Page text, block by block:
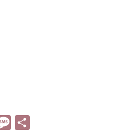
Message